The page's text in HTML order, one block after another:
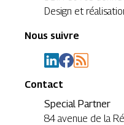
Design et
Nous suivre
Contact
Special Partner
84 avenue de la